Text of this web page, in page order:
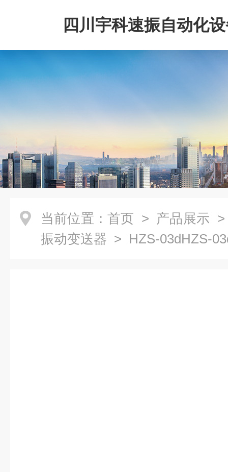
四川宇科速振自动化
公司
当前位置： 首页 > 产品展示
振动变送器 > HZS-03dHZS-